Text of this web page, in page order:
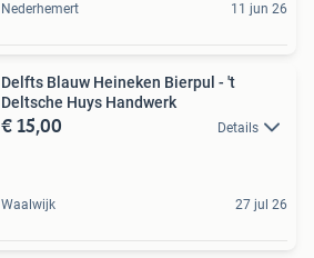
Nederhemert 11 jun 26
Delfts Blauw Heineken Bierpul - 't
Deltsche Huys Handwerk
€ 15,00 Details
Waalwijk 27 jul 26